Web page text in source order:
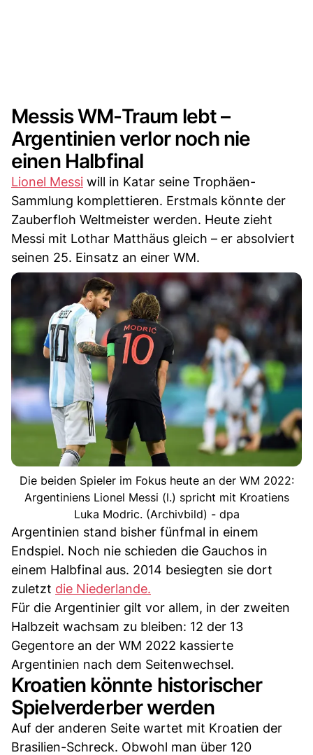
Messis WM-Traum lebt –
Argentinien verlor noch nie
einen Halbfinal
Lionel Messi will in Katar seine Trophäen-
Sammlung komplettieren. Erstmals könnte der
Zauberfloh Weltmeister werden. Heute zieht
Messi mit Lothar Matthäus gleich – er absolviert
seinen 25. Einsatz an einer WM.
Die beiden Spieler im Fokus heute an der WM 2022:
Argentiniens Lionel Messi (l.) spricht mit Kroatiens
Luka Modric. (Archivbild) - dpa
Argentinien stand bisher fünfmal in einem
Endspiel. Noch nie schieden die Gauchos in
einem Halbfinal aus. 2014 besiegten sie dort
zuletzt die Niederlande.
Für die Argentinier gilt vor allem, in der zweiten
Halbzeit wachsam zu bleiben: 12 der 13
Gegentore an der WM 2022 kassierte
Argentinien nach dem Seitenwechsel.
Kroatien könnte historischer
Spielverderber werden
Auf der anderen Seite wartet mit Kroatien der
Brasilien-Schreck. Obwohl man über 120